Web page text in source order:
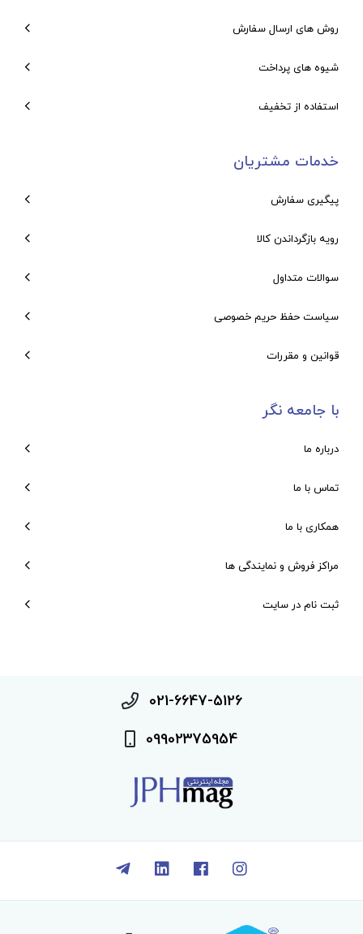
روش های ارسال سفارش
شیوه های پرداخت
استفاده از تخفیف
خدمات مشتریان
پیگیری سفارش
رویه بازگرداندن کالا
سوالات متداول
سیاست حفظ حریم خصوصی
قوانین و مقررات
با جامعه نگر
درباره ما
تماس با ما
همکاری با ما
مراکز فروش و نمایندگی ها
ثبت نام در سایت
021-6647-5126
09902375954